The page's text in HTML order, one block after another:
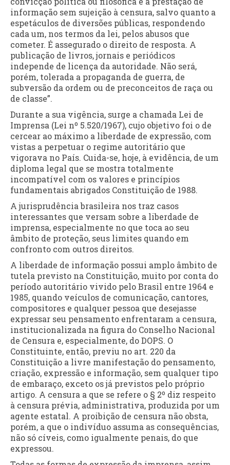
informação sem sujeição à censura, salvo quanto a
espetáculos de diversões públicas, respondendo
cada um, nos termos da lei, pelos abusos que
cometer. É assegurado o direito de resposta. A
publicação de livros, jornais e periódicos
independe de licença da autoridade. Não será,
porém, tolerada a propaganda de guerra, de
subversão da ordem ou de preconceitos de raça ou
de classe”.
Durante a sua vigência, surge a chamada Lei de
Imprensa (Lei nº 5.520/1967), cujo objetivo foi o de
cercear ao máximo a liberdade de expressão, com
vistas a perpetuar o regime autoritário que
vigorava no País. Cuida-se, hoje, à evidência, de um
diploma legal que se mostra totalmente
incompatível com os valores e princípios
fundamentais abrigados Constituição de 1988.
A jurisprudência brasileira nos traz casos
interessantes que versam sobre a liberdade de
imprensa, especialmente no que toca ao seu
âmbito de proteção, seus limites quando em
confronto com outros direitos.
A liberdade de informação possui amplo âmbito de
tutela previsto na Constituição, muito por conta do
período autoritário vivido pelo Brasil entre 1964 e
1985, quando veículos de comunicação, cantores,
compositores e qualquer pessoa que desejasse
expressar seu pensamento enfrentaram a censura,
institucionalizada na figura do Conselho Nacional
de Censura e, especialmente, do DOPS. O
Constituinte, então, previu no art. 220 da
Constituição a livre manifestação do pensamento,
criação, expressão e informação, sem qualquer tipo
de embaraço, exceto os já previstos pelo próprio
artigo. A censura a que se refere o § 2º diz respeito
à censura prévia, administrativa, produzida por um
agente estatal. A proibição de censura não obsta,
porém, a que o indivíduo assuma as consequências,
não só cíveis, como igualmente penais, do que
expressou.